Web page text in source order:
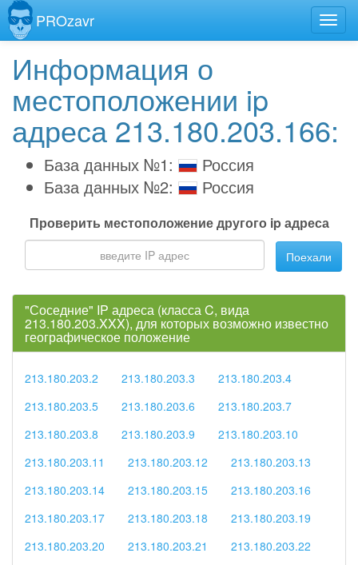
PROzavr
Информация о
местоположении ip
адреса 213.180.203.166:
База данных №1:
Россия
База данных №2:
Россия
Проверить местоположение другого ip адреса
Поехали
"Соседние" IP адреса (класса C, вида
213.180.203.XXX), для которых возможно известно
географическое положение
213.180.203.2 213.180.203.3
213.180.203.4
213.180.203.5
213.180.203.6
213.180.203.7
213.180.203.8
213.180.203.9
213.180.203.10
213.180.203.11
213.180.203.12
213.180.203.13
213.180.203.14
213.180.203.15
213.180.203.16
213.180.203.17
213.180.203.18
213.180.203.19
213.180.203.20
213.180.203.21
213.180.203.22